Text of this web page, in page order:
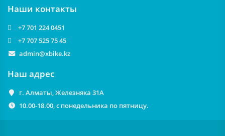
Наши контакты
+7 701 224 0451
+7 707 525 75 45
admin@xbike.kz
Наш адрес
г. Алматы, Железняка 31А
10.00-18.00, с понедельника по пятницу.